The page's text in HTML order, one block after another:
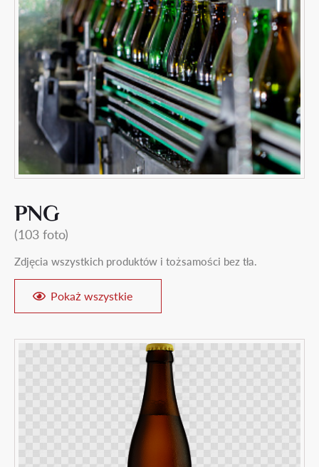
PNG
(103 foto)
Zdjęcia wszystkich produktów i tożsamości bez tła.
Pokaż wszystkie